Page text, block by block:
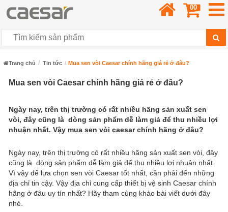
00
Trang chủ Tin tức Mua sen vòi Caesar chính hãng giá rẻ ở đâu?
Mua sen vòi Caesar chính hãng giá rẻ ở đâu?
Ngày nay, trên thị trường có rất nhiều hãng sản xuất sen
vòi, đây cũng là dòng sản phẩm dễ làm giả để thu nhiều lợi
nhuận nhất. Vậy mua sen vòi caesar chính hãng ở đâu?
Ngày nay, trên thị trường có rất nhiều hãng sản xuất sen vòi, đây
cũng là dòng sản phẩm dễ làm giả để thu nhiều lợi nhuận nhất.
Vì vậy để lựa chọn sen vòi Caesar tốt nhất, cần phải đến những
địa chỉ tin cậy. Vậy địa chỉ cung cấp thiết bị vệ sinh Caesar chính
hãng ở đâu uy tín nhất? Hãy tham cùng khảo bài viết dưới đây
nhé.